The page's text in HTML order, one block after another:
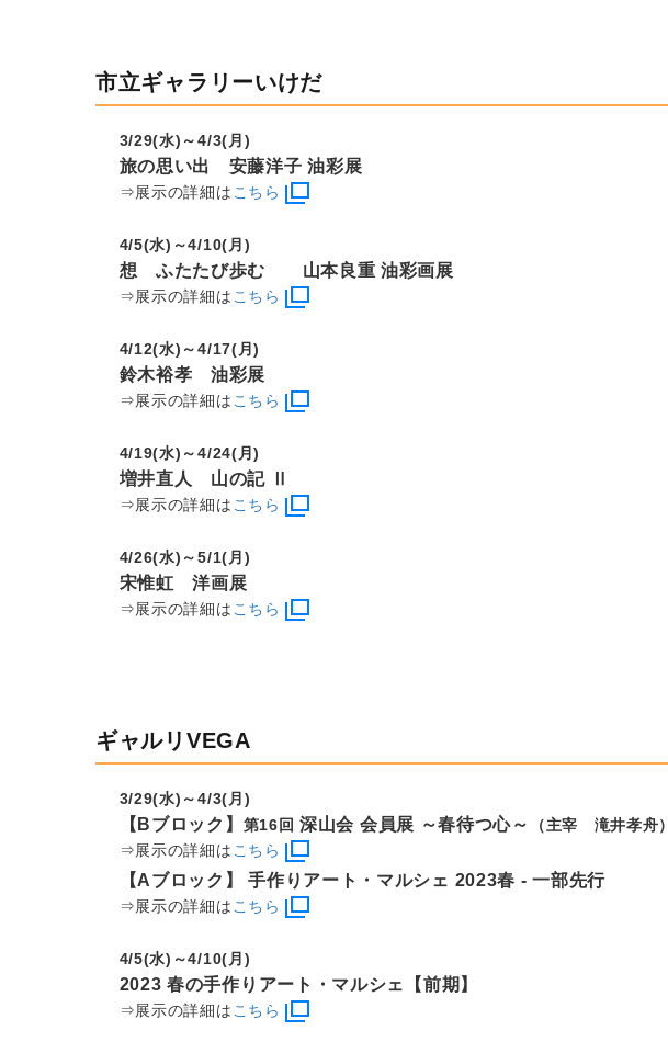
市立ギャラリーいけだ
3/29(水)～4/3(月)
旅の思い出 安藤洋子 油彩展
⇒展示の詳細はこちら
4/5(水)～4/10(月)
想 ふたたび歩む 山本良重 油彩画展
⇒展示の詳細はこちら
4/12(水)～4/17(月)
鈴木裕孝 油彩展
⇒展示の詳細はこちら
4/19(水)～4/24(月)
増井直人 山の記 Ⅱ
⇒展示の詳細はこちら
4/26(水)～5/1(月)
宋惟虹 洋画展
⇒展示の詳細はこちら
ギャルリVEGA
3/29(水)～4/3(月)
【Bブロック】 第16回 深山会 会員展 ～春待つ心～
（主宰 滝井孝舟）
⇒展示の詳細はこちら
【Aブロック】 手作りアート・マルシェ 2023春 - 一部先行
⇒展示の詳細はこちら
4/5(水)～4/10(月)
2023 春の手作りアート・マルシェ【前期】
⇒展示の詳細はこちら